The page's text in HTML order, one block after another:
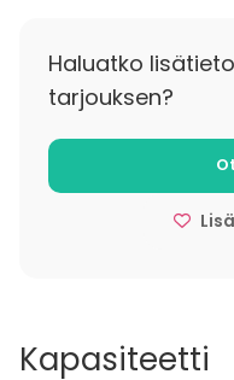
omaisuus tulee viedä
jättää.)
- Valmistelu 410 €
Ostettavissa
tilaisuutta.)
- Purku 210 €
Pidämme oikeuden
Haluatko
tarjouksen?
Kapasiteetti